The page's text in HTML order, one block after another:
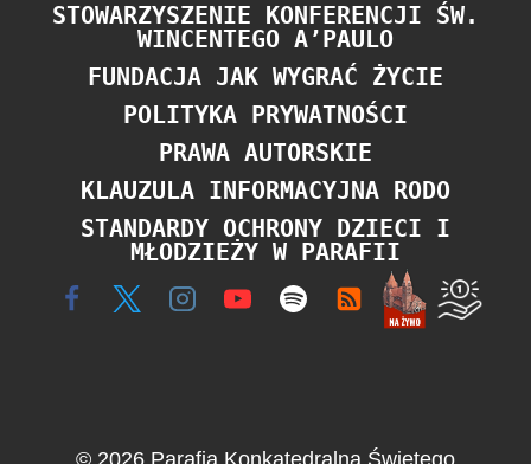
STOWARZYSZENIE KONFERENCJI ŚW.
WINCENTEGO A’PAULO
FUNDACJA JAK WYGRAĆ ŻYCIE
POLITYKA PRYWATNOŚCI
PRAWA AUTORSKIE
KLAUZULA INFORMACYJNA RODO
STANDARDY OCHRONY DZIECI I
MŁODZIEŻY W PARAFII
© 2026 Parafia Konkatedralna Świętego